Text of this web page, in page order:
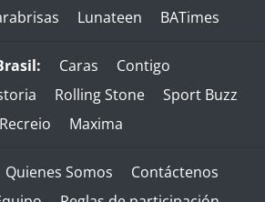
Lunateen BATimes
Caras
Contigo
Rolling Stone
Sport Buzz
Recreio
Maxima
Quienes Somos
Contáctenos